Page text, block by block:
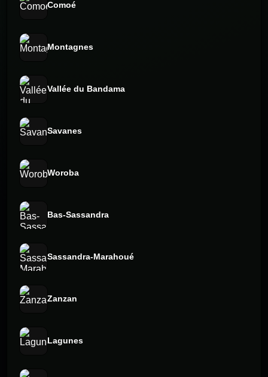
Comoé
Montagnes
Vallée du Bandama
Savanes
Woroba
Bas-Sassandra
Sassandra-Marahoué
Zanzan
Lagunes